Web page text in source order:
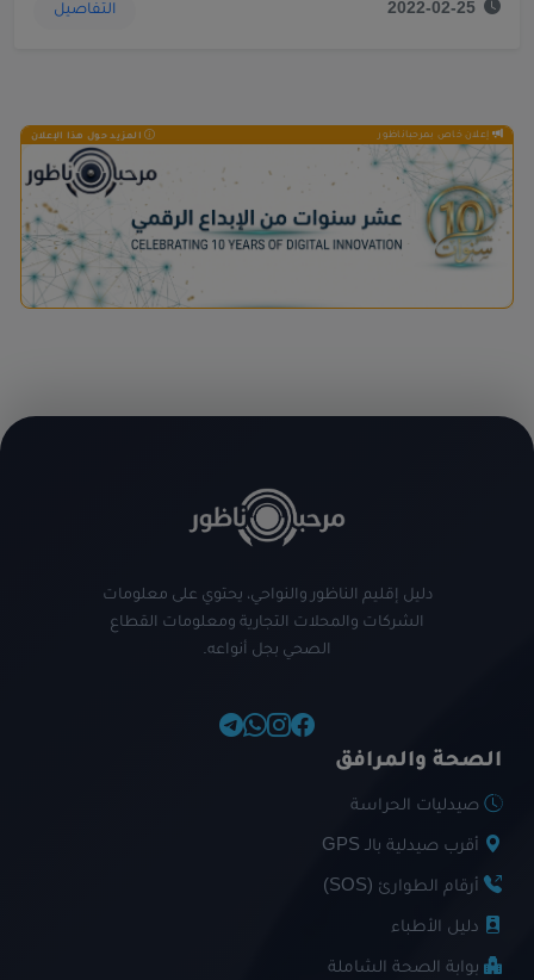
2022-02-25 التفاصيل
إعلان خاص بمرحباناظور المزيد حول هذا الإعلان
دليل إقليم الناظور والنواحي، يحتوي على معلومات
الشركات والمحلات التجارية ومعلومات القطاع
الصحي بجل أنواعه.
الصحة والمرافق
صيدليات الحراسة
أقرب صيدلية بالـ GPS
أرقام الطوارئ (SOS)
دليل الأطباء
بوابة الصحة الشاملة